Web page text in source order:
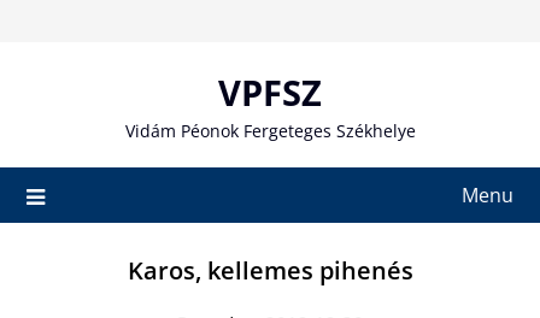
VPFSZ
Vidám Péonok Fergeteges Székhelye
Menu
Karos, kellemes pihenés